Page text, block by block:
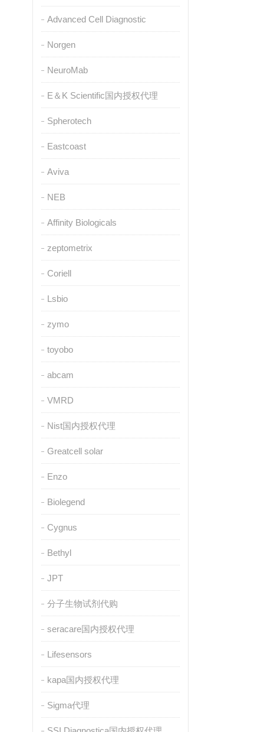
Advanced Cell Diagnostic
Norgen
NeuroMab
E＆K Scientific国内授权代理
Spherotech
Eastcoast
Aviva
NEB
Affinity Biologicals
zeptometrix
Coriell
Lsbio
zymo
toyobo
abcam
VMRD
Nist国内授权代理
Greatcell solar
Enzo
Biolegend
Cygnus
Bethyl
JPT
分子生物试剂代购
seracare国内授权代理
Lifesensors
kapa国内授权代理
Sigma代理